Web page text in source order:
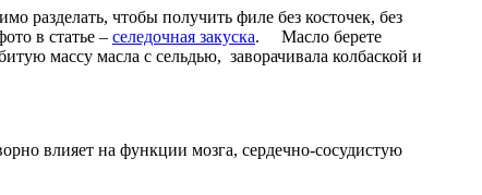
разделать, чтобы получить филе без косточек, без
в статье – селедочная закуска. Масло берете
массу масла с сельдью, заворачивала колбаской и
влияет на функции мозга, сердечно-сосудистую